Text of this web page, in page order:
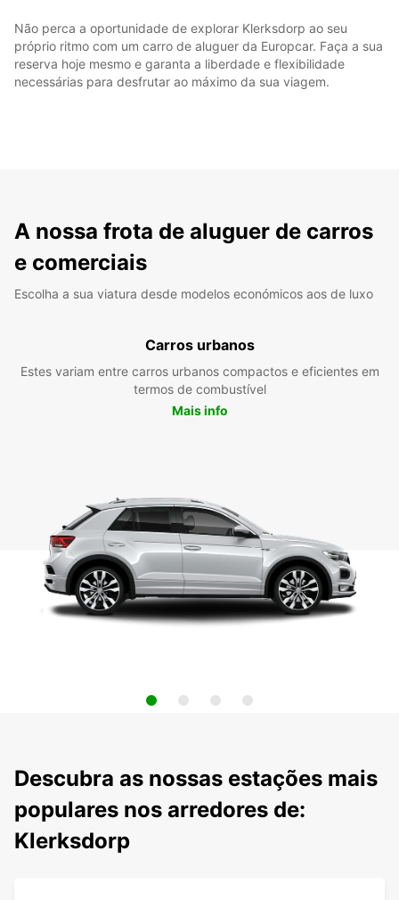
Não perca a oportunidade de explorar Klerksdorp ao seu
próprio ritmo com um carro de aluguer da Europcar. Faça a sua
reserva hoje mesmo e garanta a liberdade e flexibilidade
necessárias para desfrutar ao máximo da sua viagem.
A nossa frota de aluguer de carros
e comerciais
Escolha a sua viatura desde modelos económicos aos de luxo
Carros urbanos
Estes variam entre carros urbanos compactos e eficientes em
termos de combustível
Mais info
Descubra as nossas estações mais
populares nos arredores de:
Klerksdorp